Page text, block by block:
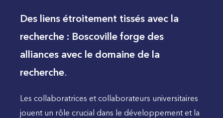
Des liens étroitement tissés avec la
recherche : Boscoville forge des
alliances avec le domaine de la
recherche.
Les collaboratrices et collaborateurs universitaires
jouent un rôle crucial dans le développement et la